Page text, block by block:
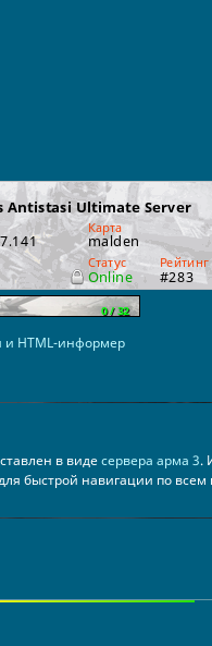
и HTML-информер
в видесервера арма 3.
быстрой навигации по